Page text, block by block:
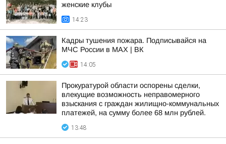
женские клубы
14:23
Кадры тушения пожара. Подписывайся на
МЧС России в MAX | ВК
14:05
Прокуратурой области оспорены сделки,
влекущие возможность неправомерного
взыскания с граждан жилищно-коммунальных
платежей, на сумму более 68 млн рублей.
13:48